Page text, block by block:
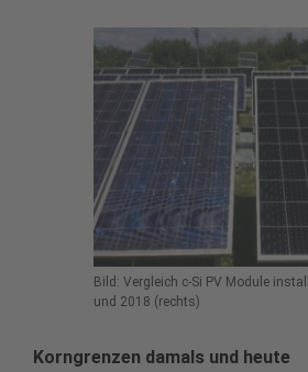
Bild: Vergleich c-Si PV Module
und 2018 (rechts)
Korngrenzen damals und heute